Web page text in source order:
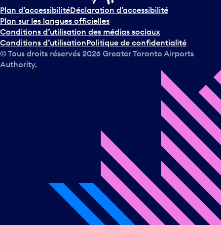
Plan d’accessibilitéDéclaration d’accessibilité
Plan sur les langues officielles
Conditions d’utilisation des médias sociaux
Conditions d’utilisationPolitique de confidentialité
© Tous droits réservés 2026 Greater Toronto Airports
Authority.